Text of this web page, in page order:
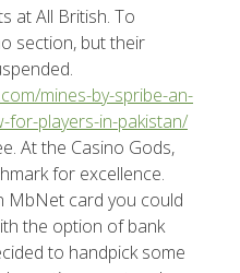
at All British. To
section, but their
mines-by-spribe-an-
for-players-in-pakistan/
At the Casino Gods,
for excellence.
MbNet card you could
the option of bank
to handpick some